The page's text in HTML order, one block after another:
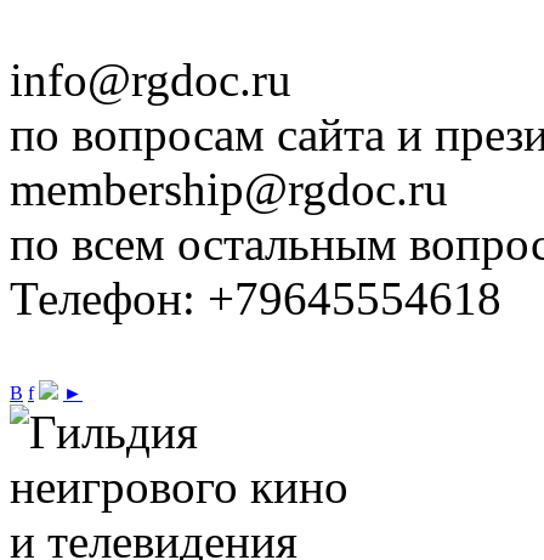
info@rgdoc.ru
по вопросам сайта и
membership@rgdoc.ru
по всем остальным
Телефон: +79645554618
В f ►